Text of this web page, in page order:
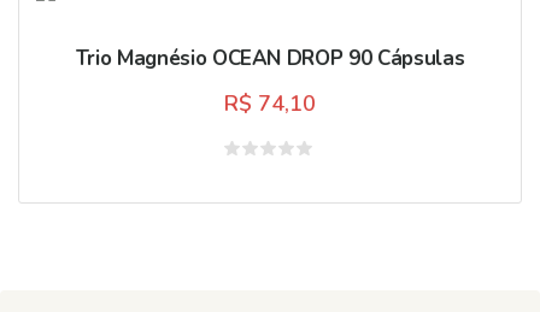
Trio Magnésio OCEAN DROP 90 Cápsulas
R$ 74,10
de